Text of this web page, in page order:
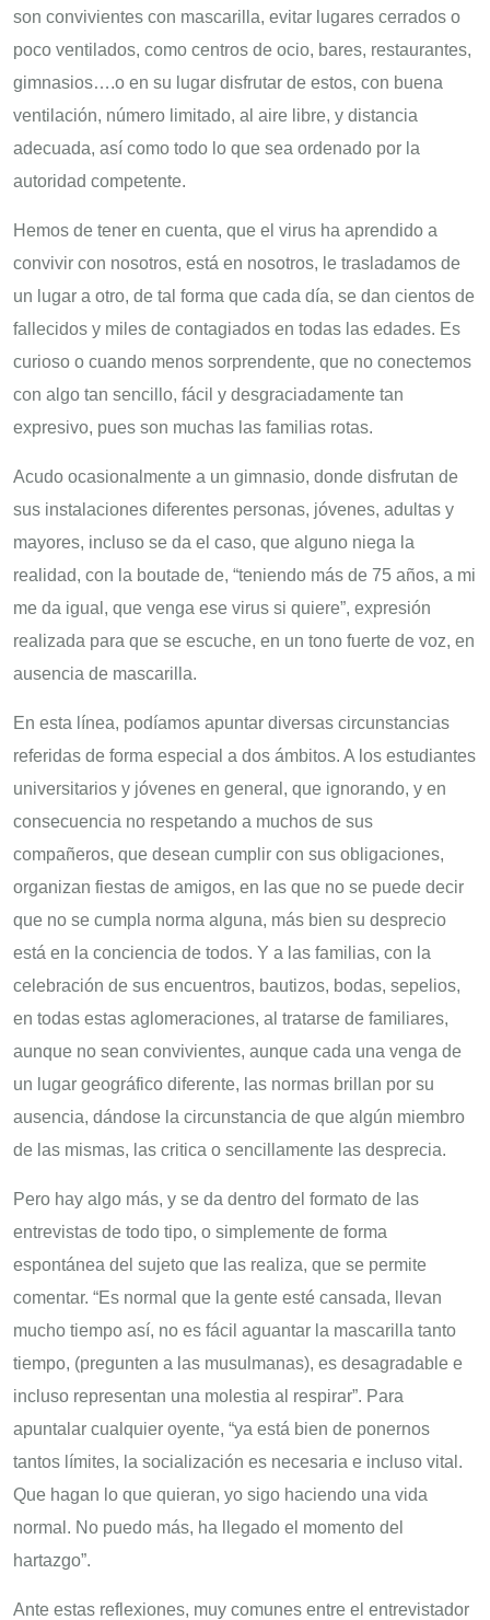
son convivientes con mascarilla, evitar lugares cerrados o
poco ventilados, como centros de ocio, bares, restaurantes,
gimnasios….o en su lugar disfrutar de estos, con buena
ventilación, número limitado, al aire libre, y distancia
adecuada, así como todo lo que sea ordenado por la
autoridad competente.
Hemos de tener en cuenta, que el virus ha aprendido a
convivir con nosotros, está en nosotros, le trasladamos de
un lugar a otro, de tal forma que cada día, se dan cientos de
fallecidos y miles de contagiados en todas las edades. Es
curioso o cuando menos sorprendente, que no conectemos
con algo tan sencillo, fácil y desgraciadamente tan
expresivo, pues son muchas las familias rotas.
Acudo ocasionalmente a un gimnasio, donde disfrutan de
sus instalaciones diferentes personas, jóvenes, adultas y
mayores, incluso se da el caso, que alguno niega la
realidad, con la boutade de, “teniendo más de 75 años, a mi
me da igual, que venga ese virus si quiere”, expresión
realizada para que se escuche, en un tono fuerte de voz, en
ausencia de mascarilla.
En esta línea, podíamos apuntar diversas circunstancias
referidas de forma especial a dos ámbitos. A los estudiantes
universitarios y jóvenes en general, que ignorando, y en
consecuencia no respetando a muchos de sus
compañeros, que desean cumplir con sus obligaciones,
organizan fiestas de amigos, en las que no se puede decir
que no se cumpla norma alguna, más bien su desprecio
está en la conciencia de todos. Y a las familias, con la
celebración de sus encuentros, bautizos, bodas, sepelios,
en todas estas aglomeraciones, al tratarse de familiares,
aunque no sean convivientes, aunque cada una venga de
un lugar geográfico diferente, las normas brillan por su
ausencia, dándose la circunstancia de que algún miembro
de las mismas, las critica o sencillamente las desprecia.
Pero hay algo más, y se da dentro del formato de las
entrevistas de todo tipo, o simplemente de forma
espontánea del sujeto que las realiza, que se permite
comentar. “Es normal que la gente esté cansada, llevan
mucho tiempo así, no es fácil aguantar la mascarilla tanto
tiempo, (pregunten a las musulmanas), es desagradable e
incluso representan una molestia al respirar”. Para
apuntalar cualquier oyente, “ya está bien de ponernos
tantos límites, la socialización es necesaria e incluso vital.
Que hagan lo que quieran, yo sigo haciendo una vida
normal. No puedo más, ha llegado el momento del
hartazgo”.
Ante estas reflexiones, muy comunes entre el entrevistador